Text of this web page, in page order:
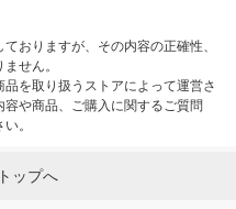
おりますが、その内容の正確性、
せん。
を取り扱うストアによって運営さ
や商品、ご購入に関するご質問
。
ップへ